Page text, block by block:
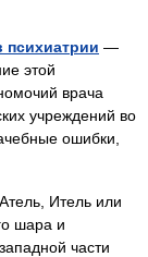
—
этой
врача
учреждений во
ошибки,
Итель или
шара и
части